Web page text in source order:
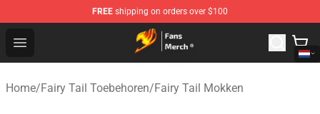
FREE shipping on orders over $100
Open menu
Fairy Tail Store - Official Fairy Tail Merchandise Shop
Home/Fairy Tail Toebehoren/Fairy Tail Mokken